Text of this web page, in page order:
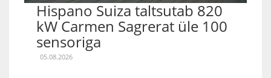
Hispano Suiza taltsutab 820
kW Carmen Sagrerat üle 100
sensoriga
05.08.2026